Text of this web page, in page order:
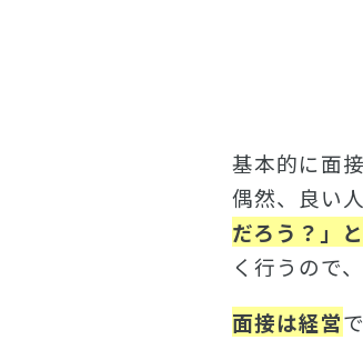
基本的に面
偶然、良い
だろう？」
く行うので
面接は経営